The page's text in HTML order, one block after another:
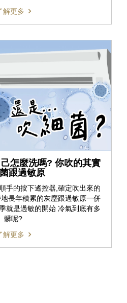
解更多
怎麼洗嗎? 你吹的其實
跟過敏原
手的按下遙控器,確定吹出來的
長年積累的灰塵跟過敏原一併
就是過敏的開始 冷氣到底有多
髒呢?
解更多